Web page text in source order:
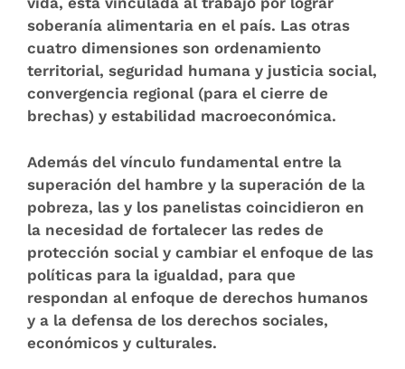
soberanía alimentaria en el país. Las otras
cuatro dimensiones son ordenamiento
territorial, seguridad humana y justicia social,
convergencia regional (para el cierre de
brechas) y estabilidad macroeconómica.
Además del vínculo fundamental entre la
superación del hambre y la superación de la
pobreza, las y los panelistas coincidieron en
la necesidad de fortalecer las redes de
protección social y cambiar el enfoque de las
políticas para la igualdad, para que
respondan al enfoque de derechos humanos
y a la defensa de los derechos sociales,
económicos y culturales.